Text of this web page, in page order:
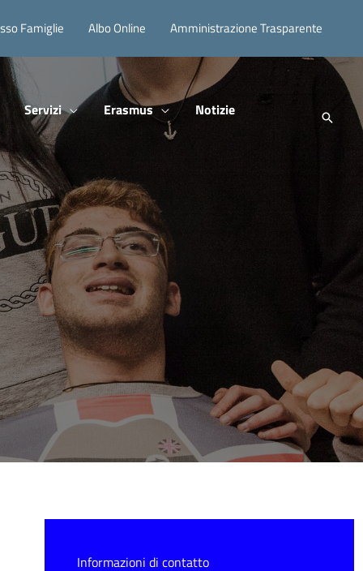
Famiglie Albo Online Amministrazione Trasparente
Servizi Erasmus
Notizie
Informazioni di contatto